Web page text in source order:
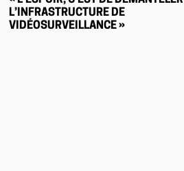
L’INFRASTRUCTURE DE
VIDÉOSURVEILLANCE »